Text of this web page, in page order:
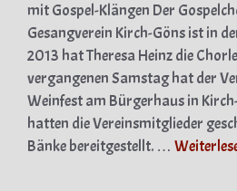
mit Gospel-Klängen Der
Gesangverein Kirch-Göns ist in
2013 hat Theresa Heinz die
vergangenen Samstag hat der
Weinfest am Bürgerhaus in
hatten die Vereinsmitglieder
Bänke bereitgestellt. …